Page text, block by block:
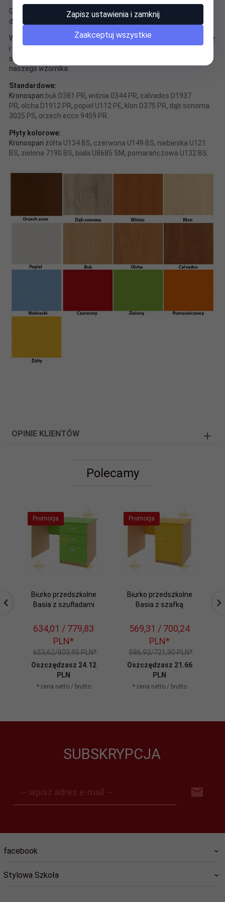
Gdy meble mają w ofercie kolorowe fronty to ich kolor można
dowolnie modyfikować z palety barw płyt kolorowych.
Wszystkie inne modyfikacje kolorystyczne są dodatkowo płatne
i wyceniamy je indywidualnie np. zmiana koloru korpusu ze
standardowego na kolorowy czy wykonanie mebli z płyty z poza
naszego wzornika.
Standardowe:
Kronospan buk D381 PR, wiśnia 0344 PR, calvados D1937
PR, olcha D1912 PR, popiel U112 PE, klon D375 PR, dąb sonoma
3025 PS, orzech ecco 9459 PR
Płyty kolorowe:
Kronospan żółta U134 BS, czerwona U149 BS, niebieska U121
BS, zielona 7190 BS, biała U8685 SM, pomarańczowa U132 BS
OPINIE KLIENTÓW
Polecamy
Promocja
Biurko przedszkolne
Basia z szufladami
634,01 / 779,83
PLN*
653,62/803,95 PLN*
Oszczędzasz 24.12
PLN
* cena netto / brutto
Promocja
Biurko przedszkolne
Basia z szafką
569,31 / 700,24
PLN*
586,92/721,90 PLN*
Oszczędzasz 21.66
PLN
* cena netto / brutto
SUBSKRYPCJA
-- wpisz adres e-mail --
facebook
Stylowa Szkoła
Zapisz ustawienia i zamknij
Zaakceptuj wszystkie